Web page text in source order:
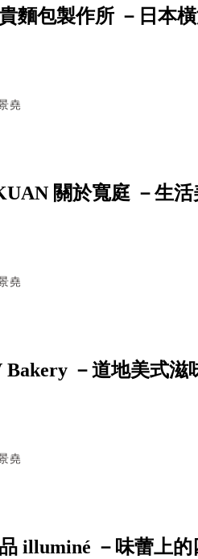
麵包製作所 －日本
堯
關於寬庭 －生
堯
Bakery －道地美式
堯
illuminé －味蕾上